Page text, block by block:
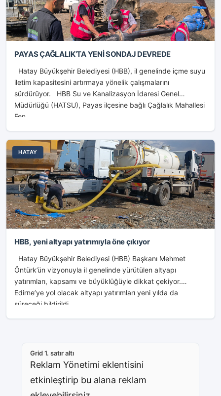
PAYAS ÇAĞLALIK’TA YENİ SONDAJ DEVREDE
Hatay Büyükşehir Belediyesi (HBB), il genelinde içme suyu
iletim kapasitesini artırmaya yönelik çalışmalarını
sürdürüyor. HBB Su ve Kanalizasyon İdaresi Genel
Müdürlüğü (HATSU), Payas ilçesine bağlı Çağlalık Mahallesi
Fen...
HATAY
HBB, yeni altyapı yatırımıyla öne çıkıyor
Hatay Büyükşehir Belediyesi (HBB) Başkanı Mehmet
Öntürk’ün vizyonuyla il genelinde yürütülen altyapı
yatırımları, kapsamı ve büyüklüğüyle dikkat çekiyor.
Edirne’ye yol olacak altyapı yatırımları yeni yılda da
süreceği bildirildi. ...
Grid 1. satır altı
Reklam Yönetimi eklentisini
etkinleştirip bu alana reklam